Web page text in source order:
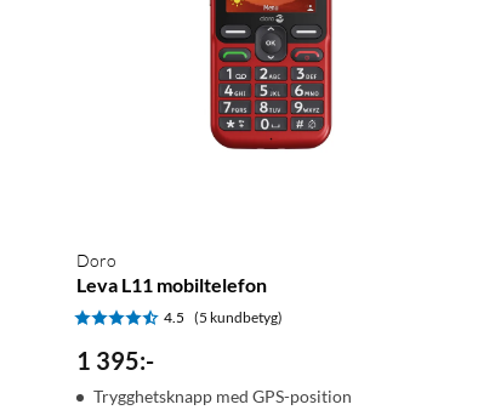
Doro
Leva L11 mobiltelefon
4.5 (5 kundbetyg)
1 395:-
Trygghetsknapp med GPS-position